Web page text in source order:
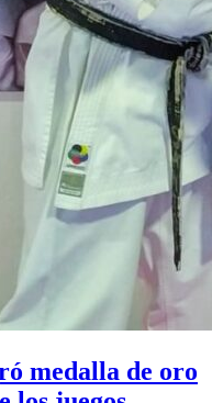
medalla de oro